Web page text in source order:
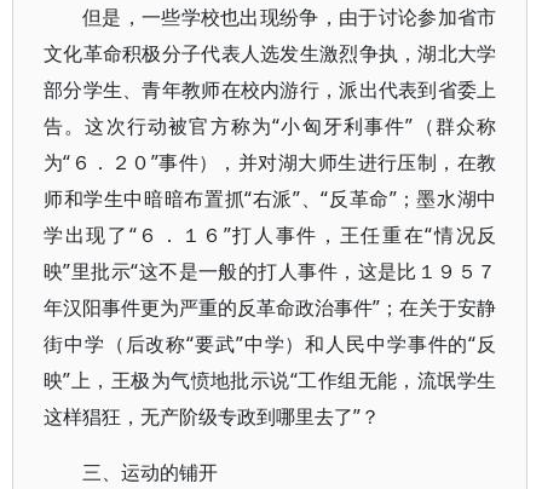
但是，一些学校也出现纷争，由于讨论参加省市
文化革命积极分子代表人选发生激烈争执，湖北大学
部分学生、青年教师在校内游行，派出代表到省委上
告。这次行动被官方称为“小匈牙利事件”（群众称
为“６．２０”事件），并对湖大师生进行压制，在教
师和学生中暗暗布置抓“右派”、“反革命”；墨水湖中
学出现了“６．１６”打人事件，王任重在“情况反
映”里批示“这不是一般的打人事件，这是比１９５７
年汉阳事件更为严重的反革命政治事件”；在关于安静
街中学（后改称“要武”中学）和人民中学事件的“反
映”上，王极为气愤地批示说“工作组无能，流氓学生
这样猖狂，无产阶级专政到哪里去了”？
三、运动的铺开